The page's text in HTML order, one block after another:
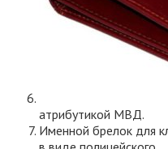
атрибутикой МВД.
Именной брелок для